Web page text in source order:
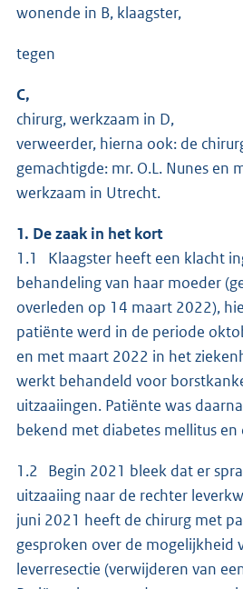
wonende in B, klaagster,
tegen
C,
chirurg, werkzaam in D,
verweerder, hierna ook: de
gemachtigde: mr. O.L. Nunes en
werkzaam in Utrecht.
1. De zaak in het kort
1.1 Klaagster heeft een klacht
behandeling van haar moeder
overleden op 14 maart 2022),
patiënte werd in de periode
en met maart 2022 in het
werkt behandeld voor
uitzaaiingen. Patiënte was
bekend met diabetes mellitus en
1.2 Begin 2021 bleek dat er
uitzaaiing naar de rechter
juni 2021 heeft de chirurg met
gesproken over de mogelijkheid
leverresectie (verwijderen van